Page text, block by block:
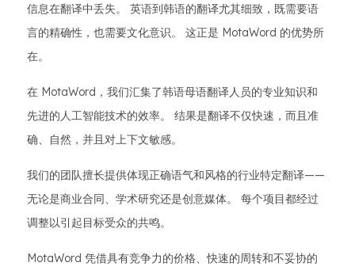
信息在翻译中丢失。 英语到韩语的翻译尤其细致，既需要语
言的精确性，也需要文化意识。 这正是 MotaWord 的优势所
在。
在 MotaWord，我们汇集了韩语母语翻译人员的专业知识和
先进的人工智能技术的效率。 结果是翻译不仅快速，而且准
确、自然，并且对上下文敏感。
我们的团队擅长提供体现正确语气和风格的行业特定翻译——
无论是商业合同、学术研究还是创意媒体。 每个项目都经过
调整以引起目标受众的共鸣。
MotaWord 凭借具有竞争力的价格、快速的周转和不妥协的